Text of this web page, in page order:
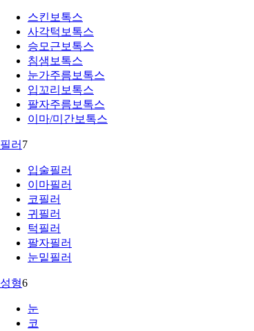
스킨보톡스
사각턱보톡스
승모근보톡스
침샘보톡스
눈가주름보톡스
입꼬리보톡스
팔자주름보톡스
이마/미간보톡스
필러 7
입술필러
이마필러
코필러
귀필러
턱필러
팔자필러
눈밑필러
성형6
눈
코